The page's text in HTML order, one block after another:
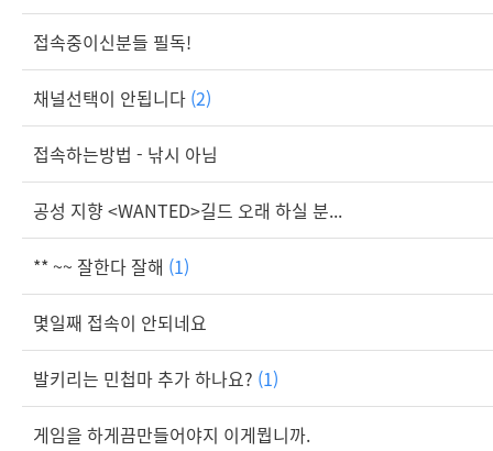
접속중이신분들 필독!
채널선택이 안됩니다 (2)
접속하는방법 - 낚시 아님
공성 지향 <WANTED>길드 오래 하실 분...
** ~~ 잘한다 잘해 (1)
몇일째 접속이 안되네요
발키리는 민첩마 추가 하나요? (1)
게임을 하게끔만들어야지 이게뭡니까.